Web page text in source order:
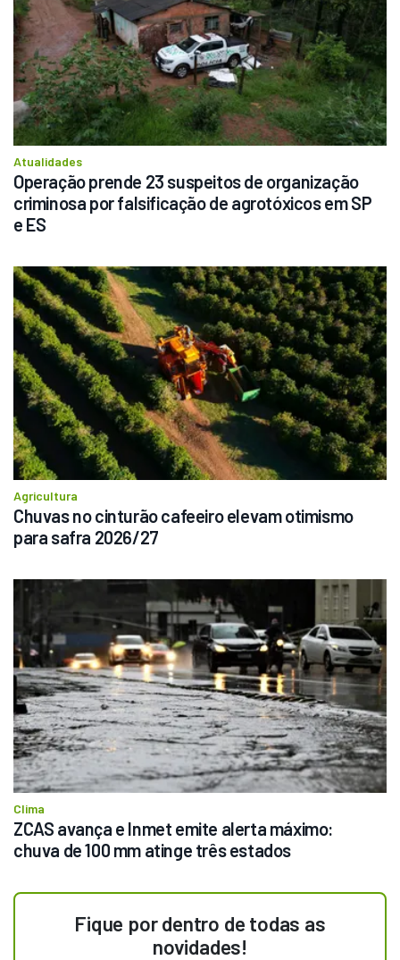
Atualidades
Operação prende 23 suspeitos de organização
criminosa por falsificação de agrotóxicos em SP
e ES
Agricultura
Chuvas no cinturão cafeeiro elevam otimismo
para safra 2026/27
Clima
ZCAS avança e Inmet emite alerta máximo:
chuva de 100 mm atinge três estados
Fique por dentro de todas as
novidades!